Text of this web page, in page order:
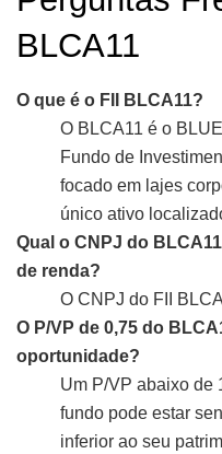
BLCA11
O que é o FII BLCA11?
O BLCA11 é o
Fundo de
focado em lajes
único ativo
Qual o CNPJ do
de renda?
O CNPJ do FII
O P/VP de 0,75 do
oportunidade?
Um P/VP abaixo de
fundo pode estar
inferior ao seu